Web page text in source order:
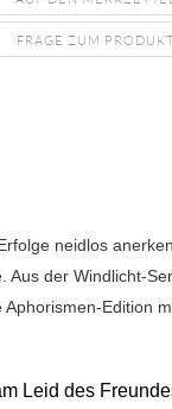
FRAGE ZUM
neidlos
Aus der Windlicht-
Aphorismen-Edition
Leid des